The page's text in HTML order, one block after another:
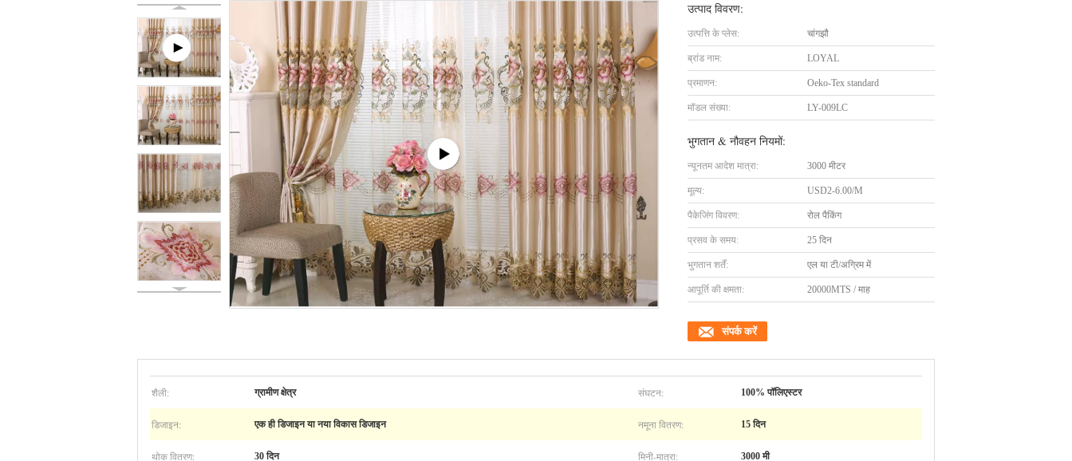
उत्पाद विवरण:
उत्पत्ति के प्लेस: चांगझौ
ब्रांड नाम: LOYAL
प्रमाणन: Oeko-Tex standard
मॉडल संख्या: LY-009LC
भुगतान & नौवहन नियमों:
न्यूनतम आदेश मात्रा: 3000 मीटर
मूल्य: USD2-6.00/M
पैकेजिंग विवरण: रोल पैकिंग
प्रसव के समय: 25 दिन
भुगतान शर्तें: एल या टी/अग्रिम में
आपूर्ति की क्षमता: 20000MTS / माह
संपर्क करें
शैली: ग्रामीण क्षेत्र संघटन: 100% पॉलिएस्टर
डिजाइन: एक ही डिजाइन या नया विकास डिजाइन नमूना वितरण: 15 दिन
थोक वितरण: 30 दिन मिनी-मात्रा: 3000 मी